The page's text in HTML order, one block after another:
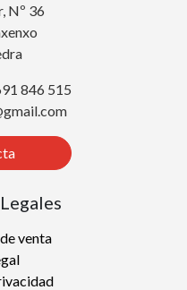
Nº 36
846 515
venta